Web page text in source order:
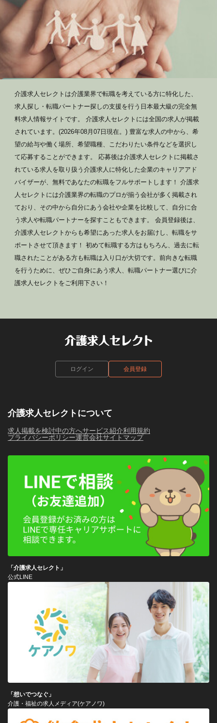
介護求人セレクトは介護業界で転職を考えている方に特化した、
求人探し・転職パートナー探しの支援を行う日本最大級の完全無
料求人情報サイトです。 介護求人セレクトには全国の求人が掲載
されています。(2026年08月07日現在。) 豊富な求人の中から、希
望の給与や働く場所、希望職種、こだわりたい条件などを選択し
て応募することができます。 応募後は介護求人セレクトに掲載さ
れている求人を取り扱う介護求人に特化した企業のキャリアアド
バイザーが、無料であなたの転職をフルサポートします！ 介護求
人セレクトには介護業界の転職のプロが揃う会社が多く掲載され
ており、その中から自分にあう会社や企業を比較して、自分に合
う求人や転職パートナーを探すこともできます。 会員登録後は、
介護求人セレクトからも希望にあった求人をお届けし、転職をサ
ポートさせて頂きます！ 初めて転職する方はもちろん、過去に転
職されたことがある方も転職は入り口が大切です。前向きな転職
を行うために、ぜひご自身にあう求人、転職パートナー選びに介
護求人セレクトをご利用下さい！
ログイン 会員登録
介護求人セレクトについて
求人掲載を検討中の方へサービス紹介利用規約
プライバシーポリシー運営会社サイトマップ
「介護求人セレクト」
公式LINE
「想いでつなぐ」
介護・福祉の求人メディア(ケアノワ)